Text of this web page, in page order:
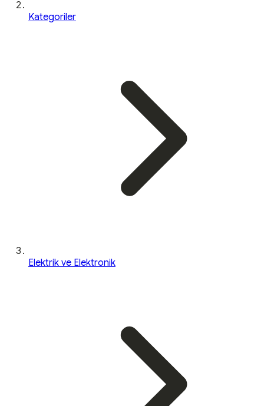
Kategoriler
Elektrik ve Elektronik